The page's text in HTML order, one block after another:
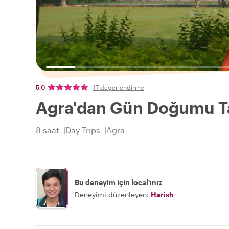
5,0 17 değerlendirme
Agra'dan Gün Doğumu
8 saat Day Trips Agra
Bu deneyim için local'ınız
Deneyimi düzenleyen: Harish